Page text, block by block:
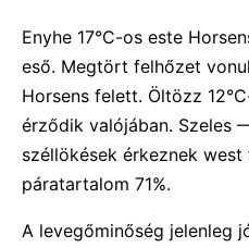
Enyhe 17°C-os este
eső. Megtört felhőzet
Horsens felett. Öltözz
érződik valójában. Szeles
széllökések érkeznek
páratartalom 71%.
A levegőminőség jelenleg